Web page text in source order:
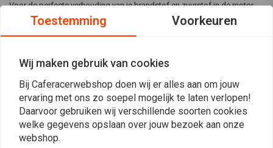
Voor de perfecte verhouding van je brandstof en zuurstof in de motor
van je scooter of brommer heb je een Carburateur nodig. Stel je je
Carburateur goed af, dan zal je scooter lopen als een zonnetje hij zal
Puch MS en Puch MV
Reviews
Toestemming Voorkeuren
Wij maken gebruik van cookies
Bij Caferacerwebshop doen wij er alles aan om jouw
ervaring met ons zo soepel mogelijk te laten verlopen!
Daarvoor gebruiken wij verschillende soorten cookies
welke gegevens opslaan over jouw bezoek aan onze
webshop.